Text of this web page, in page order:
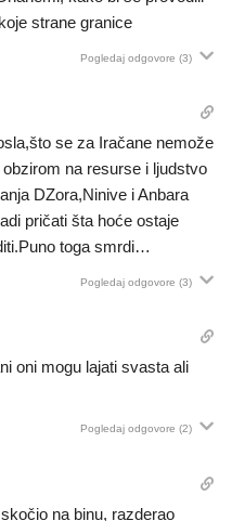
strane granice
Pogledaj odgovore (3)
se za Iračane nemože
na resurse i ljudstvo
DZora,Ninive i Anbara
pričati šta hoće ostaje
toga smrdi…
Pogledaj odgovore (3)
oni mogu lajati svasta ali
Pogledaj odgovore (2)
na binu, razderao